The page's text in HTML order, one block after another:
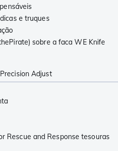
e truques
sobre a faca WE Knife
Adjust
Rescue and Response tesouras